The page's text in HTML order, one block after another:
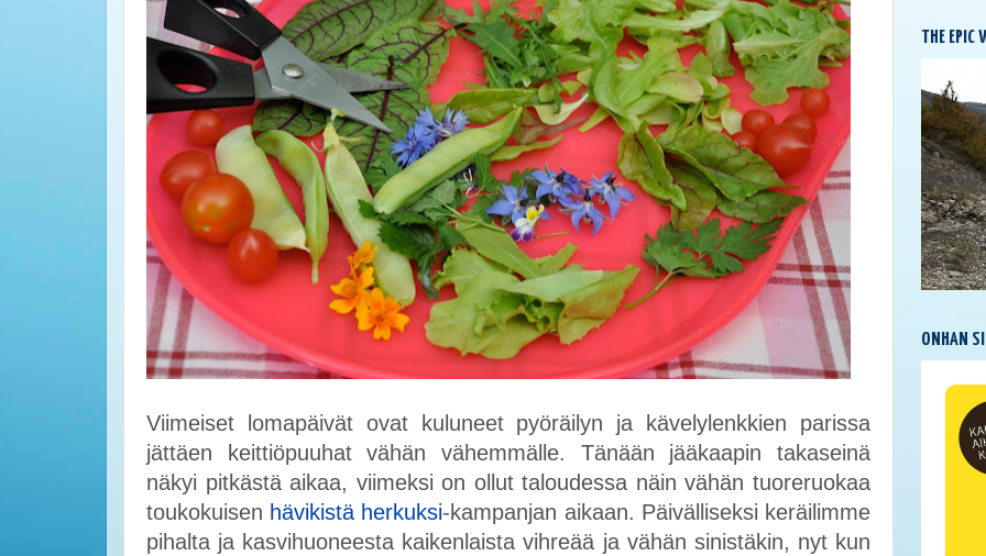
Viimeiset lomapäivät ovat kuluneet pyöräilyn ja kävelylenkkien parissa
jättäen keittiöpuuhat vähän vähemmälle. Tänään jääkaapin takaseinä
näkyi pitkästä aikaa, viimeksi on ollut taloudessa näin vähän tuoreruokaa
toukokuisen hävikistä herkuksi-kampanjan aikaan. Päivälliseksi keräilimme
pihalta ja kasvihuoneesta kaikenlaista vihreää ja vähän sinistäkin, nyt kun
THE EPIC
ONHAN